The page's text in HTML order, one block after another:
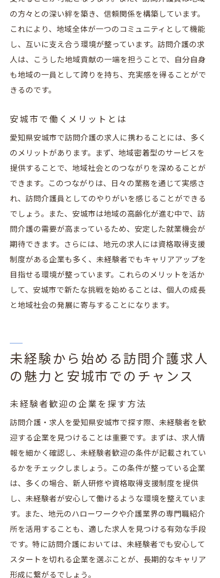
の方々との深い絆を築き、信頼関係を構築しています。
これにより、地域全体が一つのコミュニティとして機能
し、互いに支え合う環境が整っています。訪問介護の求
人は、こうした地域貢献の一端を担うことで、自分自身
も地域の一員として誇りを持ち、充実感を得ることがで
きるのです。
安城市で働くメリットとは
愛知県安城市で訪問介護の求人に携わることには、多く
のメリットがあります。まず、地域密着型のサービスを
提供することで、地域社会とのつながりを深めることが
できます。このつながりは、日々の業務を通じて実感さ
れ、訪問介護員としてのやりがいを感じることができる
でしょう。また、安城市は地域の高齢化が進む中で、訪
問介護の需要が高まっているため、安定した就業機会が
期待できます。さらには、地元の求人には資格取得支援
制度がある企業も多く、未経験者でもキャリアアップを
目指せる環境が整っています。これらのメリットを活か
して、安城市で新たな挑戦を始めることは、個人の成長
と地域社会の発展に寄与することになります。
未経験から始める訪問介護求人
の魅力と安城市でのチャンス
未経験者歓迎の企業を探す方法
訪問介護・求人を愛知県安城市で探す際、未経験者を歓
迎する企業を見つけることは重要です。まずは、求人情
報を細かく確認し、未経験者歓迎の条件が記載されてい
るかをチェックしましょう。この条件が整っている企業
は、多くの場合、新人研修や資格取得支援制度を提供
し、未経験者が安心して働けるような環境を整えていま
す。また、地元のハローワークや介護業界の専門職紹介
所を活用することも、適した求人を見つける有効な手段
です。特に訪問介護においては、未経験者でも安心して
スタートを切れる企業を選ぶことが、長期的なキャリア
形成に繋がるでしょう。